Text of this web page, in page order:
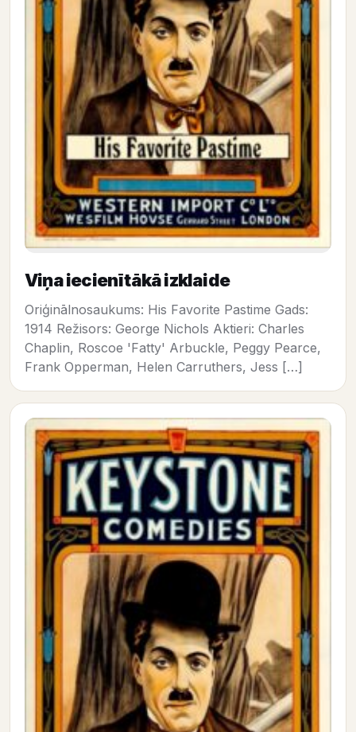
Viņa iecienītākā izklaide
Oriģinālnosaukums: His Favorite Pastime Gads:
1914 Režisors: George Nichols Aktieri: Charles
Chaplin, Roscoe 'Fatty' Arbuckle, Peggy Pearce,
Frank Opperman, Helen Carruthers, Jess […]